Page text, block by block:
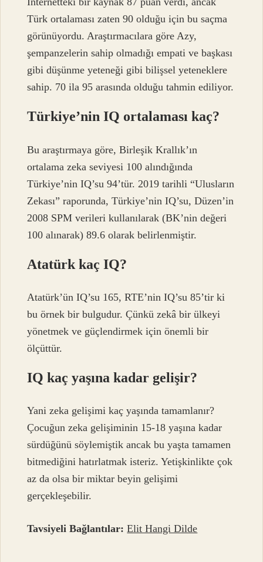
Türk ortalaması zaten 90 olduğu için bu saçma
görünüyordu. Araştırmacılara göre Azy,
şempanzelerin sahip olmadığı empati ve başkası
gibi düşünme yeteneği gibi bilişsel yeteneklere
sahip. 70 ila 95 arasında olduğu tahmin ediliyor.
Türkiye’nin IQ ortalaması kaç?
Bu araştırmaya göre, Birleşik Krallık’ın
ortalama zeka seviyesi 100 alındığında
Türkiye’nin IQ’su 94’tür. 2019 tarihli “Ulusların
Zekası” raporunda, Türkiye’nin IQ’su, Düzen’in
2008 SPM verileri kullanılarak (BK’nin değeri
100 alınarak) 89.6 olarak belirlenmiştir.
Atatürk kaç IQ?
Atatürk’ün IQ’su 165, RTE’nin IQ’su 85’tir ki
bu örnek bir bulgudur. Çünkü zekâ bir ülkeyi
yönetmek ve güçlendirmek için önemli bir
ölçüttür.
IQ kaç yaşına kadar gelişir?
Yani zeka gelişimi kaç yaşında tamamlanır?
Çocuğun zeka gelişiminin 15-18 yaşına kadar
sürdüğünü söylemiştik ancak bu yaşta tamamen
bitmediğini hatırlatmak isteriz. Yetişkinlikte çok
az da olsa bir miktar beyin gelişimi
gerçekleşebilir.
Tavsiyeli Bağlantılar: Elit Hangi Dilde